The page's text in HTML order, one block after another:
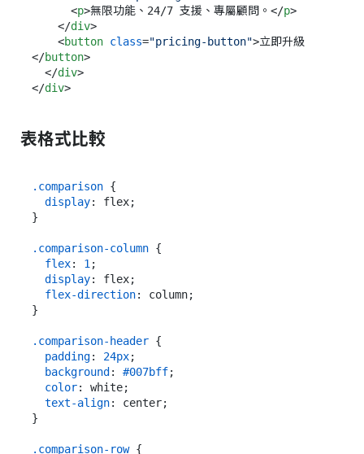
<p>無限功能、24/7 支援、專屬顧問。 </p>
</div>
<button class="pricing-button">立即升級
</button>
</div>
</div>
表格式比較
.comparison {
display: flex;
}
.comparison-column {
flex: 1 ;
display: flex;
flex-direction: column;
}
.comparison-header {
padding: 24px;
background: #007bff;
color: white;
text-align: center;
}
.comparison-row {